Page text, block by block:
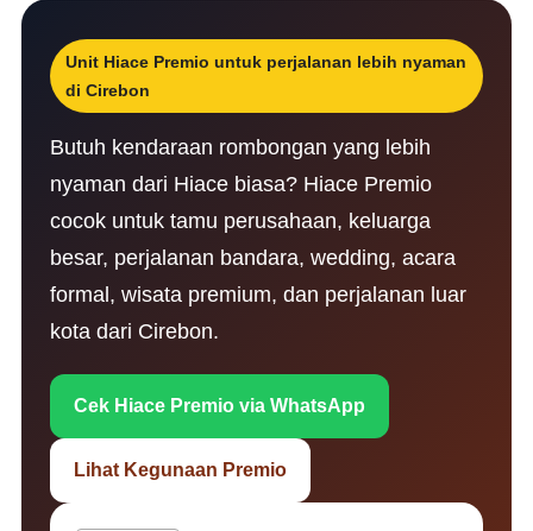
Unit Hiace Premio untuk perjalanan lebih nyaman
di Cirebon
Butuh kendaraan rombongan yang lebih
nyaman dari Hiace biasa? Hiace Premio
cocok untuk tamu perusahaan, keluarga
besar, perjalanan bandara, wedding, acara
formal, wisata premium, dan perjalanan luar
kota dari Cirebon.
Cek Hiace Premio via WhatsApp
Lihat Kegunaan Premio